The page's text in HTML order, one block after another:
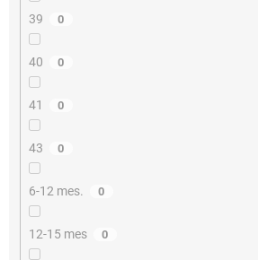
39 0
40 0
41 0
43 0
6-12 mes. 0
12-15 mes 0